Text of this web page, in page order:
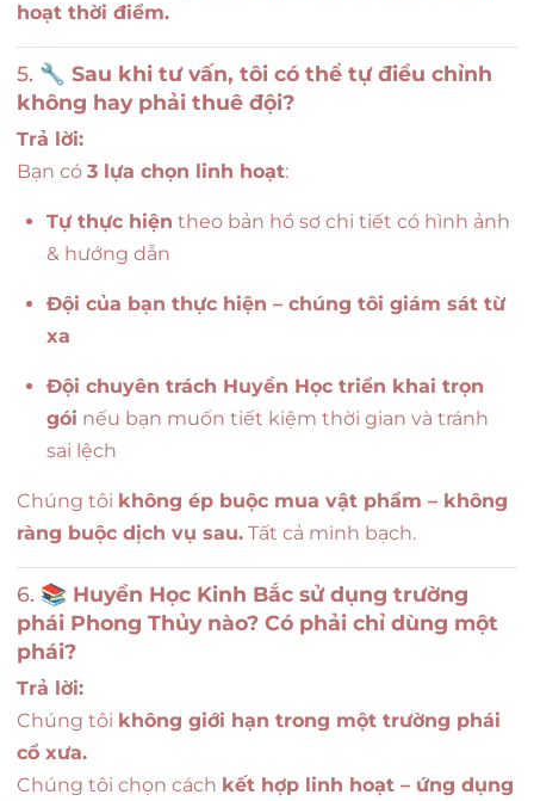
hoạt thời điểm.
5. 🔧 Sau khi tư vấn, tôi có thể tự điều chỉnh
không hay phải thuê đội?
Trả lời:
Bạn có 3 lựa chọn linh hoạt:
Tự thực hiện theo bản hồ sơ chi tiết có hình ảnh
& hướng dẫn
Đội của bạn thực hiện – chúng tôi giám sát từ
xa
Đội chuyên trách Huyền Học triển khai trọn
gói nếu bạn muốn tiết kiệm thời gian và tránh
sai lệch
Chúng tôi không ép buộc mua vật phẩm – không
ràng buộc dịch vụ sau. Tất cả minh bạch.
6. 📚 Huyền Học Kinh Bắc sử dụng trường
phái Phong Thủy nào? Có phải chỉ dùng một
phái?
Trả lời:
Chúng tôi không giới hạn trong một trường phái
cổ xưa.
Chúng tôi chọn cách kết hợp linh hoạt – ứng dụng